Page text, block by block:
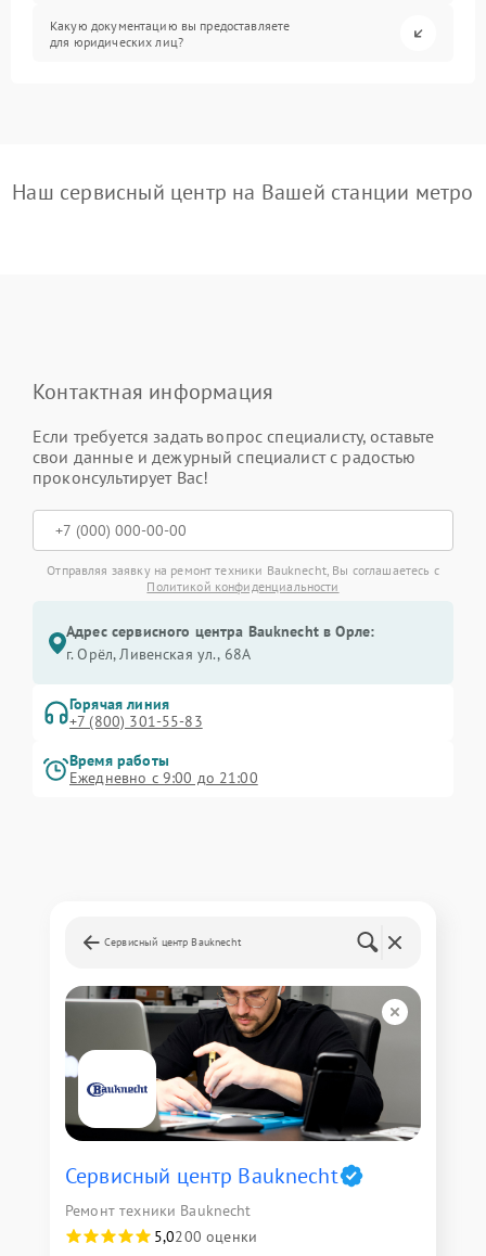
Какую документацию вы предоставляете
для юридических лиц?
Наш сервисный центр на Вашей станции метро
Контактная информация
Если требуется задать вопрос специалисту, оставьте
свои данные и дежурный специалист с радостью
проконсультирует Вас!
Отправляя заявку на ремонт техники Bauknecht, Вы соглашаетесь с
Политикой конфиденциальности
Адрес сервисного центра Bauknecht в Орле:
г. Орёл, Ливенская ул., 68А
Горячая линия
+7 (800) 301-55-83
Время работы
Ежедневно с 9:00 до 21:00
Сервисный центр Bauknecht
Сервисный центр Bauknecht
Ремонт техники Bauknecht
5,0200 оценки